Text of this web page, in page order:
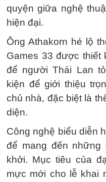
quyện giữa nghệ
hiện đại.
Ông Athakorn hé lộ
Games 33 được thiết
để người Thái Lan
kiện để giới thiệu
chủ nhà, đặc biệt là
diện.
Công nghệ biểu diễn
để mang đến những
khởi. Mục tiêu của
mực mới cho lễ khai